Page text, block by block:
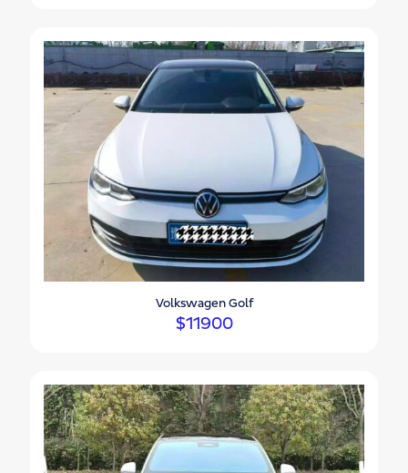
Volkswagen Golf
$11900